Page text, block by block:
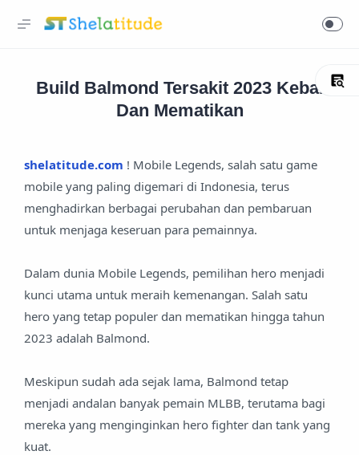
Build Balmond Tersakit 2023 Kebal
Dan Mematikan
shelatitude.com ! Mobile Legends, salah satu game
mobile yang paling digemari di Indonesia, terus
menghadirkan berbagai perubahan dan pembaruan
untuk menjaga keseruan para pemainnya.
Dalam dunia Mobile Legends, pemilihan hero menjadi
kunci utama untuk meraih kemenangan. Salah satu
hero yang tetap populer dan mematikan hingga tahun
2023 adalah Balmond.
Meskipun sudah ada sejak lama, Balmond tetap
menjadi andalan banyak pemain MLBB, terutama bagi
mereka yang menginginkan hero fighter dan tank yang
kuat.